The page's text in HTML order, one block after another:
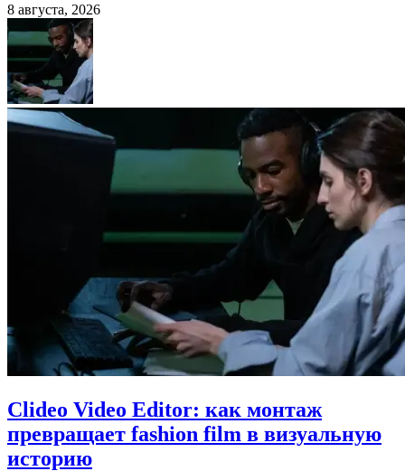
8 августа, 2026
Clideo Video Editor: как монтаж
превращает fashion film в визуальную
историю